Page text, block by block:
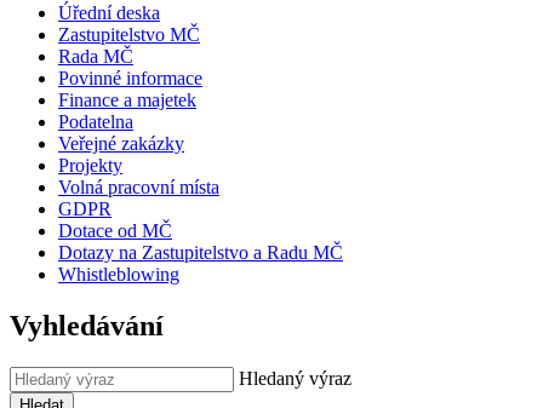
Úřední deska
Zastupitelstvo MČ
Rada MČ
Povinné informace
Finance a majetek
Podatelna
Veřejné zakázky
Projekty
Volná pracovní místa
GDPR
Dotace od MČ
Dotazy na Zastupitelstvo a Radu MČ
Whistleblowing
Vyhledávání
Hledaný výraz